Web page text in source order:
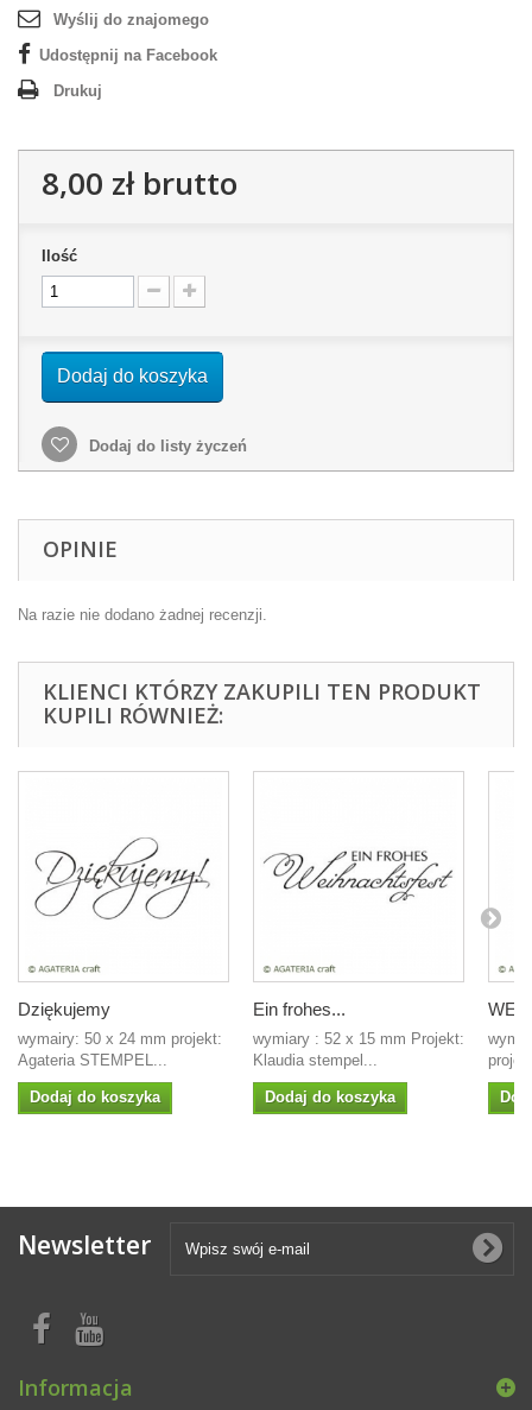
Wyślij do znajomego
Udostępnij na Facebook
Drukuj
8,00 złbrutto
Ilość
Dodaj do koszyka
Dodaj do listy życzeń
OPINIE
Na razie nie dodano żadnej recenzji.
KLIENCI KTÓRZY ZAKUPILI TEN PRODUKT
KUPILI RÓWNIEŻ:
Dziękujemy
wymairy: 50 x 24 mm projekt:
Agateria STEMPEL...
Dodaj do koszyka
Ein frohes...
wymiary : 52 x 15 mm Projekt:
Klaudia stempel...
Dodaj do koszyka
Newsletter
Informacja